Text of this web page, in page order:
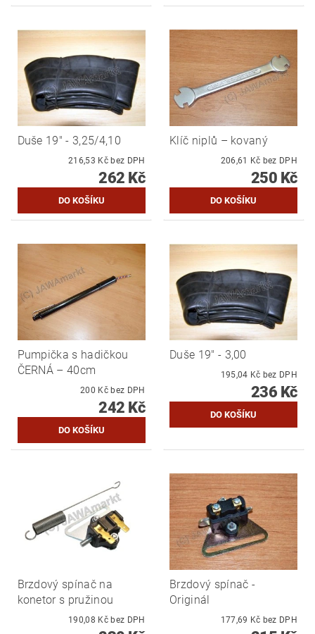
Duše 19" - 3,25/4,10
216,53 Kč bez DPH
262 Kč
Klíč niplů – kovaný
206,61 Kč bez DPH
250 Kč
Pumpička s hadičkou
ČERNÁ – 40cm
200 Kč bez DPH
242 Kč
Duše 19" - 3,00
195,04 Kč bez DPH
236 Kč
Brzdový spínač na
konetor s pružinou
190,08 Kč bez DPH
Brzdový spínač -
Originál
177,69 Kč bez DPH